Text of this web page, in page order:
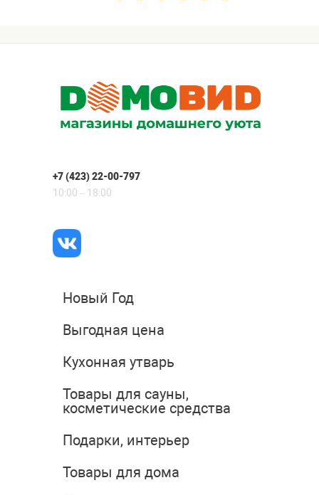
+7 (423) 22-00-797
10:00 – 18:00
Новый Год
Выгодная цена
Кухонная утварь
Товары для сауны,
косметические средства
Подарки, интерьер
Товары для дома